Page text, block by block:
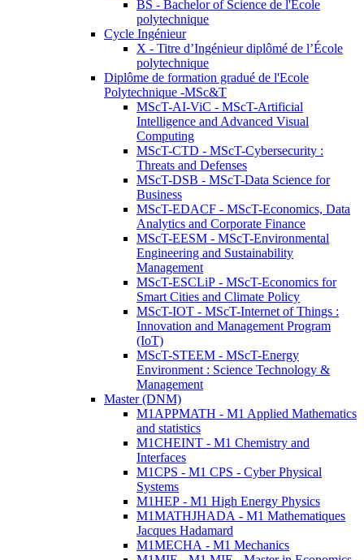
BS - Bachelor of Science de l'Ecole
polytechnique
Cycle Ingénieur
X - Titre d’Ingénieur diplômé de l’École
polytechnique
Diplôme de formation gradué de l'Ecole
Polytechnique -MSc&T
MScT-AI-ViC - MScT-Artificial
Intelligence and Advanced Visual
Computing
MScT-CTD - MScT-Cybersecurity :
Threats and Defenses
MScT-DSB - MScT-Data Science for
Business
MScT-EDACF - MScT-Economics, Data
Analytics and Corporate Finance
MScT-EESM - MScT-Environmental
Engineering and Sustainability
Management
MScT-ESCLiP - MScT-Economics for
Smart Cities and Climate Policy
MScT-IOT - MScT-Internet of Things :
Innovation and Management Program
(IoT)
MScT-STEEM - MScT-Energy
Environment : Science Technology &
Management
Master (DNM)
M1APPMATH - M1 Applied Mathematics
and statistics
M1CHEINT - M1 Chemistry and
Interfaces
M1CPS - M1 CPS - Cyber Physical
Systems
M1HEP - M1 High Energy Physics
M1MATHJHADA - M1 Mathematiques
Jacques Hadamard
M1MECHA - M1 Mechanics